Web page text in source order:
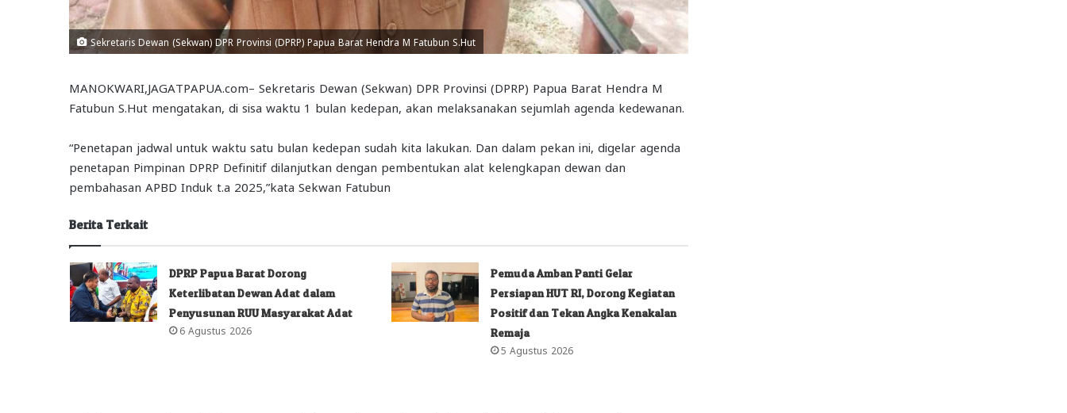
Sekretaris Dewan (Sekwan) DPR Provinsi (DPRP) Papua Barat Hendra M Fatubun S.Hut
MANOKWARI,JAGATPAPUA.com– Sekretaris Dewan (Sekwan) DPR Provinsi (DPRP) Papua Barat Hendra M
Fatubun S.Hut mengatakan, di sisa waktu 1 bulan kedepan, akan melaksanakan sejumlah agenda kedewanan.
“Penetapan jadwal untuk waktu satu bulan kedepan sudah kita lakukan. Dan dalam pekan ini, digelar agenda
penetapan Pimpinan DPRP Definitif dilanjutkan dengan pembentukan alat kelengkapan dewan dan
pembahasan APBD Induk t.a 2025,”kata Sekwan Fatubun
Berita Terkait
DPRP Papua Barat Dorong
Keterlibatan Dewan Adat dalam
Penyusunan RUU Masyarakat Adat
6 Agustus 2026
Pemuda Amban Panti Gelar
Persiapan HUT RI, Dorong Kegiatan
Positif dan Tekan Angka Kenakalan
Remaja
5 Agustus 2026